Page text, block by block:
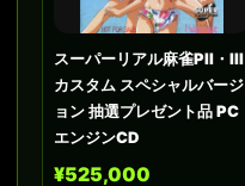
スーパーリアル麻雀PII・III
カスタム スペシャルバージ
ョン 抽選プレゼント品 PC
エンジンCD
¥525,000